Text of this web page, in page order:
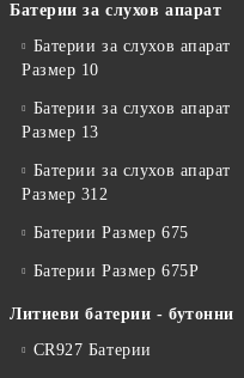
Батерии за слухов апарат
Батерии за слухов апарат
Размер 10
Батерии за слухов апарат
Размер 13
Батерии за слухов апарат
Размер 312
Батерии Размер 675
Батерии Размер 675P
Литиеви батерии - бутонни
CR927 Батерии